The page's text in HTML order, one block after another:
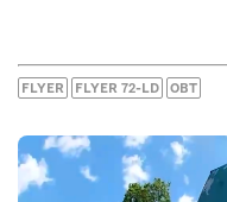
FLYER FLYER 72-LD ОВТ